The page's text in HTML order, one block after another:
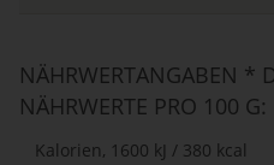
NÄHRWERTANGABEN *
NÄHRWERTE PRO 100 G:
Kalorien, 1600 kJ / 380 kcal